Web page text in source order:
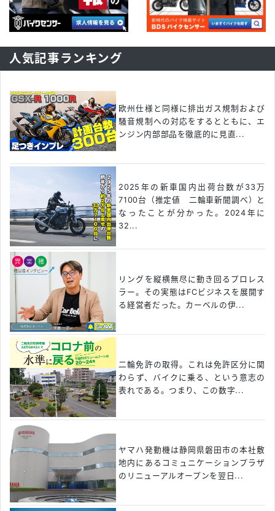
人気記事ランキング
欧州仕様と同様に排出ガス規制および
騒音規制への対応をするとともに、エ
ンジン内部部品を徹底的に見直...
2025年の新車国内出荷台数が33万
7100台（推定値 二輪車新聞調べ）と
なったことが分かった。2024年に
32...
リングを縦横無尽に動き回るプロレス
ラー。その実態はFCビジネスを展開す
る経営者だった。カーベルの伊...
二輪免許の取得。これは免許区分に関
わらず、バイクに乗る、という意志の
表れである。つまり、この数字...
ヤマハ発動機は静岡県磐田市の本社敷
地内にあるコミュニケーションプラザ
のリニューアルオープンを翌日...